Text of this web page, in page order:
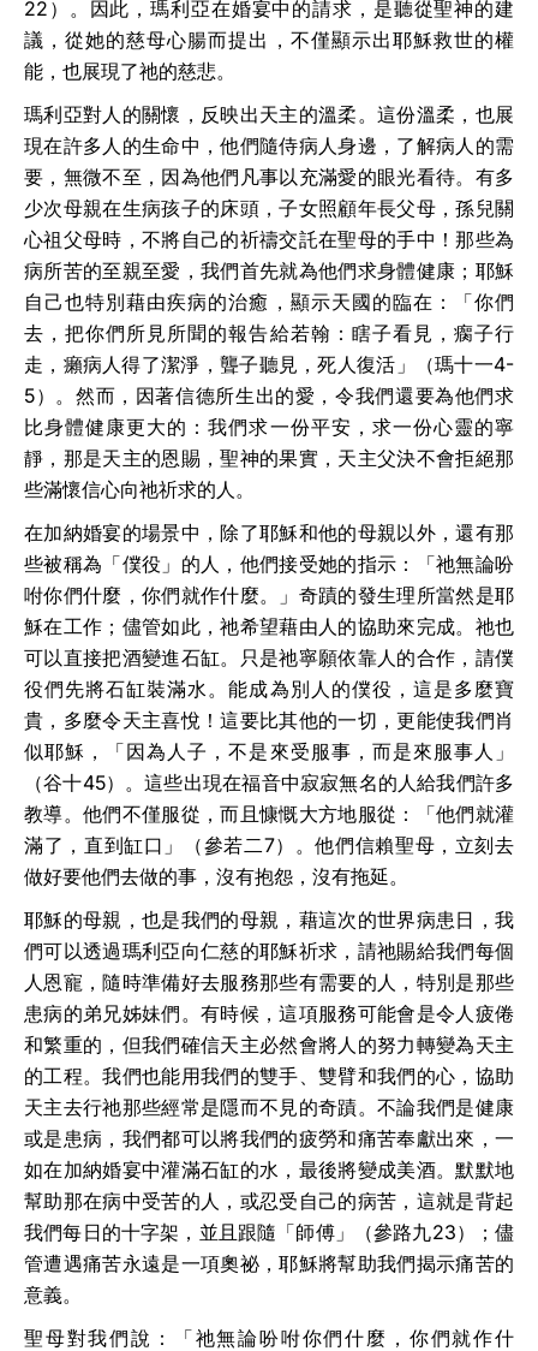
22 ）。因此，瑪利亞在婚宴中的請求，是聽從聖神的建
議，從她的慈母心腸而提出，不僅顯示出耶穌救世的權
能，也展現了祂的慈悲。
瑪利亞對人的關懷，反映出天主的溫柔。這份溫柔，也展
現在許多人的生命中，他們隨侍病人身邊，了解病人的需
要，無微不至，因為他們凡事以充滿愛的眼光看待。有多
少次母親在生病孩子的床頭，子女照顧年長父母，孫兒關
心祖父母時，不將自己的祈禱交託在聖母的手中！那些為
病所苦的至親至愛，我們首先就為他們求身體健康；耶穌
自己也特別藉由疾病的治癒，顯示天國的臨在：「你們
去，把你們所見所聞的報告給若翰：瞎子看見，瘸子行
走，癩病人得了潔淨，聾子聽見，死人復活」（瑪十一4-
5）。然而，因著信德所生出的愛，令我們還要為他們求
比身體健康更大的：我們求一份平安，求一份心靈的寧
靜，那是天主的恩賜，聖神的果實，天主父決不會拒絕那
些滿懷信心向祂祈求的人。
在加納婚宴的場景中，除了耶穌和他的母親以外，還有那
些被稱為「僕役」的人，他們接受她的指示：「祂無論吩
咐你們什麼，你們就作什麼。」奇蹟的發生理所當然是耶
穌在工作；儘管如此，祂希望藉由人的協助來完成。祂也
可以直接把酒變進石缸。只是祂寧願依靠人的合作，請僕
役們先將石缸裝滿水。能成為別人的僕役，這是多麼寶
貴，多麼令天主喜悅！這要比其他的一切，更能使我們肖
似耶穌，「因為人子，不是來受服事，而是來服事人」
（谷十45）。這些出現在福音中寂寂無名的人給我們許多
教導。他們不僅服從，而且慷慨大方地服從：「他們就灌
滿了，直到缸口」（參若二7）。他們信賴聖母，立刻去
做好要他們去做的事，沒有抱怨，沒有拖延。
耶穌的母親，也是我們的母親，藉這次的世界病患日，我
們可以透過瑪利亞向仁慈的耶穌祈求，請祂賜給我們每個
人恩寵，隨時準備好去服務那些有需要的人，特別是那些
患病的弟兄姊妹們。有時候，這項服務可能會是令人疲倦
和繁重的，但我們確信天主必然會將人的努力轉變為天主
的工程。我們也能用我們的雙手、雙臂和我們的心，協助
天主去行祂那些經常是隱而不見的奇蹟。不論我們是健康
或是患病，我們都可以將我們的疲勞和痛苦奉獻出來，一
如在加納婚宴中灌滿石缸的水，最後將變成美酒。默默地
幫助那在病中受苦的人，或忍受自己的病苦，這就是背起
我們每日的十字架，並且跟隨「師傅」（參路九23）；儘
管遭遇痛苦永遠是一項奧祕，耶穌將幫助我們揭示痛苦的
意義。
聖母對我們說：「祂無論吩咐你們什麼，你們就作什